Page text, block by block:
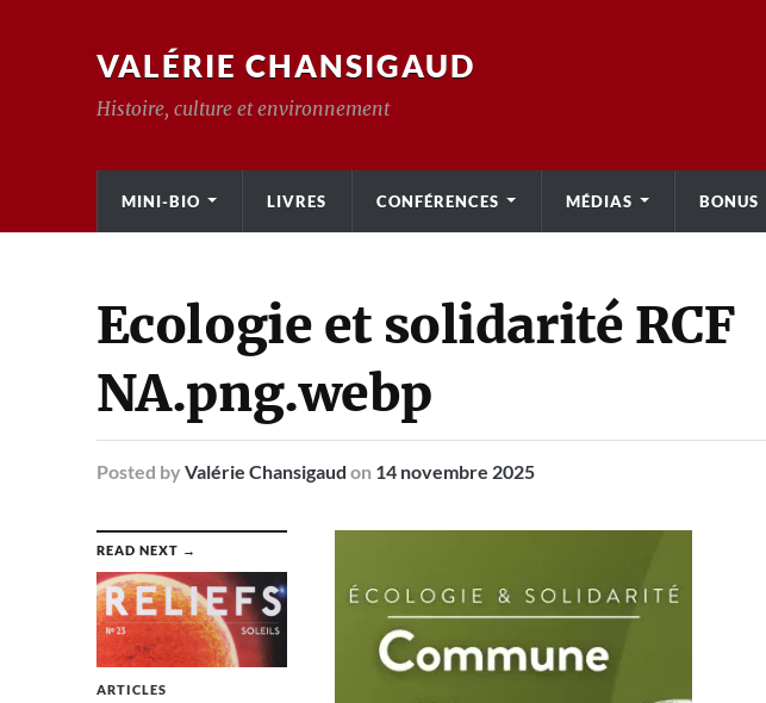
VALÉRIE CHANSIGAUD
Histoire, culture et environnement
MINI-BIO LIVRES CONFÉRENCES MÉDIAS BONUS
Ecologie et solidarité RCF
NA.png.webp
Posted by Valérie Chansigaud on 14 novembre 2025
READ NEXT →
ARTICLES